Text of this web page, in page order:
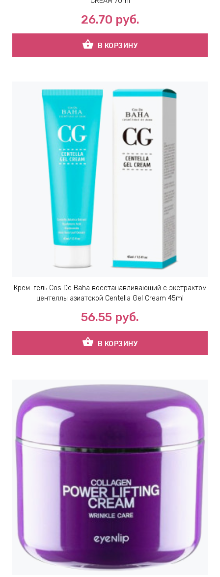
26.70 руб.
shopping_basket В КОРЗИНУ
Крем-гель Cos De Baha восстанавливающий с экстрактом
центеллы азиатской Centella Gel Cream 45ml
56.55 руб.
shopping_basket В КОРЗИНУ